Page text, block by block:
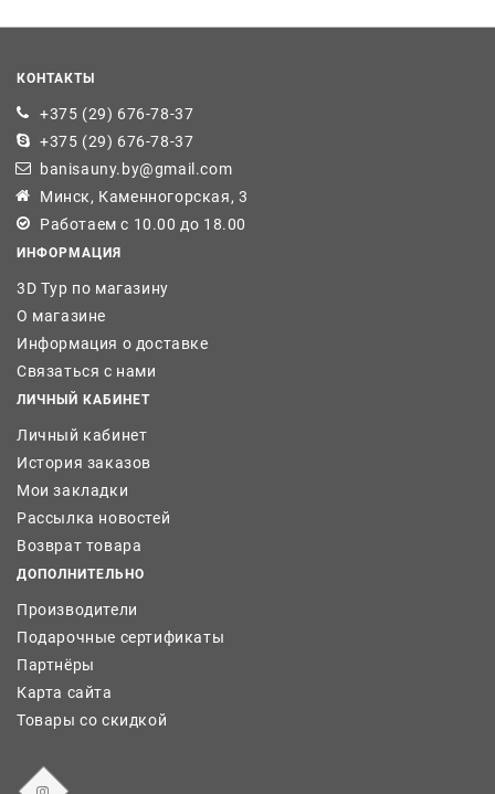
КОНТАКТЫ
+375 (29) 676-78-37
+375 (29) 676-78-37
banisauny.by@gmail.com
Минск, Каменногорская, 3
Работаем с 10.00 до 18.00
ИНФОРМАЦИЯ
3D Тур по магазину
О магазине
Информация о доставке
Связаться с нами
ЛИЧНЫЙ КАБИНЕТ
Личный кабинет
История заказов
Мои закладки
Рассылка новостей
Возврат товара
ДОПОЛНИТЕЛЬНО
Производители
Подарочные сертификаты
Партнёры
Карта сайта
Товары со скидкой